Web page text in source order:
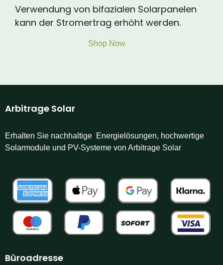
Verwendung von bifazialen Solarpanelen
kann der Stromertrag erhöht werden.
Shop Now
Arbitrage Solar
Erhalten Sie nachhaltige Energielösungen, hochwertige
Solarmodule und PV-Systeme von Arbitrage Solar
Büroadresse